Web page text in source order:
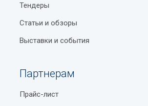
Тендеры
Статьи и обзоры
Выставки и события
Партнерам
Прайс-лист